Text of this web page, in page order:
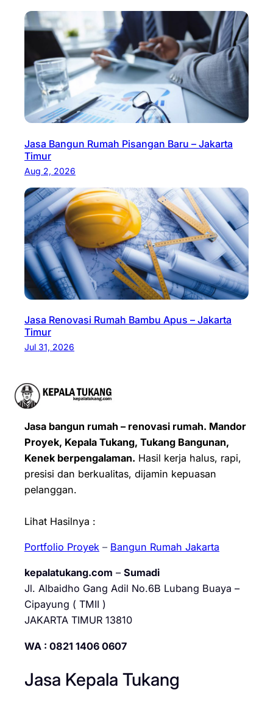
Jasa Bangun Rumah Pisangan Baru – Jakarta
Timur
Aug 2, 2026
Jasa Renovasi Rumah Bambu Apus – Jakarta
Timur
Jul 31, 2026
Jasa bangun rumah – renovasi rumah. Mandor
Proyek, Kepala Tukang, Tukang Bangunan,
Kenek berpengalaman. Hasil kerja halus, rapi,
presisi dan berkualitas, dijamin kepuasan
pelanggan.
Lihat Hasilnya :
Portfolio Proyek – Bangun Rumah Jakarta
kepalatukang.com – Sumadi
Jl. Albaidho Gang Adil No.6B Lubang Buaya –
Cipayung ( TMII )
JAKARTA TIMUR 13810
WA : 0821 1406 0607
Jasa Kepala Tukang